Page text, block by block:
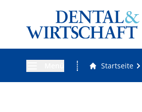
Startseite